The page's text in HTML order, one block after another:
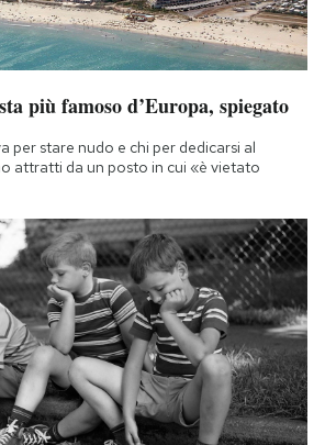
più famoso d’Europa, spiegato
per stare nudo e chi per dedicarsi al
attratti da un posto in cui «è vietato